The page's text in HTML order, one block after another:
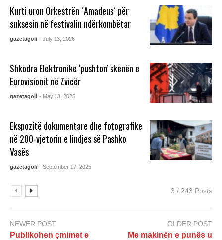
Kurti uron Orkestrën `Amadeus` për
suksesin në festivalin ndërkombëtar
gazetagoli - July 13, 2026
Shkodra Elektronike ‘pushton’ skenën e
Eurovisionit në Zvicër
gazetagoli - May 13, 2025
Ekspozitë dokumentare dhe fotografike
në 200-vjetorin e lindjes së Pashko
Vasës
gazetagoli - September 17, 2025
3 / 243 Posts
NEWER POST
Publikohen çmimet e
OLDER POST
Me makinën e punës u